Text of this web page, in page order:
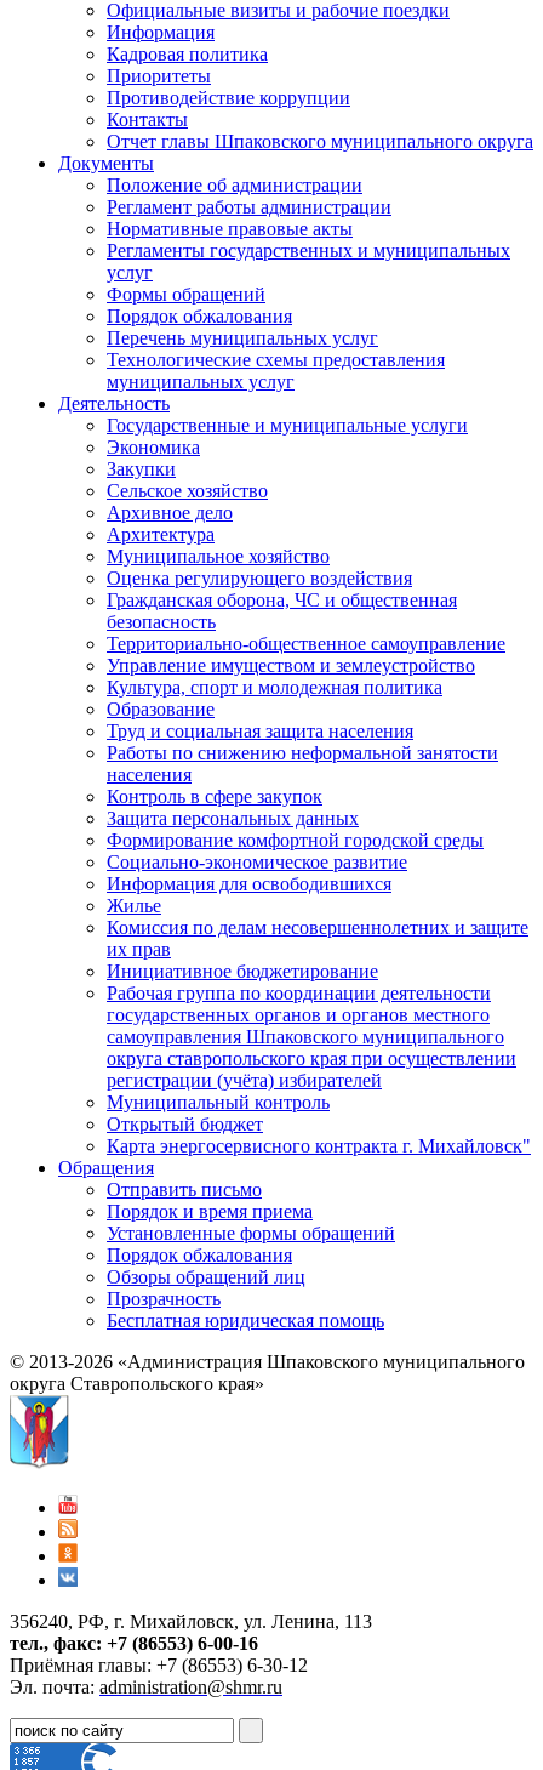
Официальные визиты и рабочие поездки
Информация
Кадровая политика
Приоритеты
Противодействие коррупции
Контакты
Отчет главы Шпаковского муниципального округа
Документы
Положение об администрации
Регламент работы администрации
Нормативные правовые акты
Регламенты государственных и муниципальных
услуг
Формы обращений
Порядок обжалования
Перечень муниципальных услуг
Технологические схемы предоставления
муниципальных услуг
Деятельность
Государственные и муниципальные услуги
Экономика
Закупки
Сельское хозяйство
Архивное дело
Архитектура
Муниципальное хозяйство
Оценка регулирующего воздействия
Гражданская оборона, ЧС и общественная
безопасность
Территориально-общественное самоуправление
Управление имуществом и землеустройство
Культура, спорт и молодежная политика
Образование
Труд и социальная защита населения
Работы по снижению неформальной занятости
населения
Контроль в сфере закупок
Защита персональных данных
Формирование комфортной городской среды
Социально-экономическое развитие
Информация для освободившихся
Жилье
Комиссия по делам несовершеннолетних и защите
их прав
Инициативное бюджетирование
Рабочая группа по координации деятельности
государственных органов и органов местного
самоуправления Шпаковского муниципального
округа ставропольского края при осуществлении
регистрации (учёта) избирателей
Муниципальный контроль
Открытый бюджет
Карта энергосервисного контракта г. Михайловск"
Обращения
Отправить письмо
Порядок и время приема
Установленные формы обращений
Порядок обжалования
Обзоры обращений лиц
Прозрачность
Бесплатная юридическая помощь
© 2013-2026 «Администрация Шпаковского муниципального
округа Ставропольского края»
356240, РФ, г. Михайловск, ул. Ленина, 113
тел., факс: +7 (86553) 6-00-16
Приёмная главы: +7 (86553) 6-30-12
Эл. почта: administration@shmr.ru